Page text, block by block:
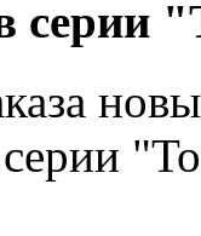
серии
серии